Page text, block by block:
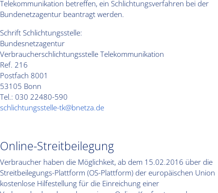
Telekommunikation betreffen, ein Schlichtungsverfahren bei der
Bundenetzagentur beantragt werden.
Schrift Schlichtungsstelle:
Bundesnetzagentur
Verbraucherschlichtungsstelle Telekommunikation
Ref. 216
Postfach 8001
53105 Bonn
Tel.: 030 22480-590
schlichtungsstelle-tk@bnetza.de
Online-Streitbeilegung
Verbraucher haben die Möglichkeit, ab dem 15.02.2016 über die
Streitbeilegungs-Plattform (OS-Plattform) der europäischen Union
kostenlose Hilfestellung für die Einreichung einer